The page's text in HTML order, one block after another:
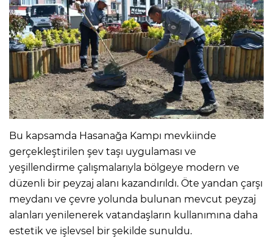
Bu kapsamda Hasanağa Kampı mevkiinde
gerçekleştirilen şev taşı uygulaması ve
yeşillendirme çalışmalarıyla bölgeye modern ve
düzenli bir peyzaj alanı kazandırıldı. Öte yandan çarşı
meydanı ve çevre yolunda bulunan mevcut peyzaj
alanları yenilenerek vatandaşların kullanımına daha
estetik ve işlevsel bir şekilde sunuldu.